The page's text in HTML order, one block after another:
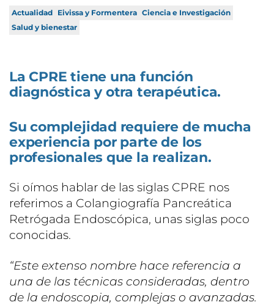
Actualidad Eivissa y Formentera Ciencia e Investigación
Salud y bienestar
La CPRE tiene una función
diagnóstica y otra terapéutica.
Su complejidad requiere de mucha
experiencia por parte de los
profesionales que la realizan.
Si oímos hablar de las siglas CPRE nos
referimos a Colangiografía Pancreática
Retrógada Endoscópica, unas siglas poco
conocidas.
“Este extenso nombre hace referencia a
una de las técnicas consideradas, dentro
de la endoscopia, complejas o avanzadas.